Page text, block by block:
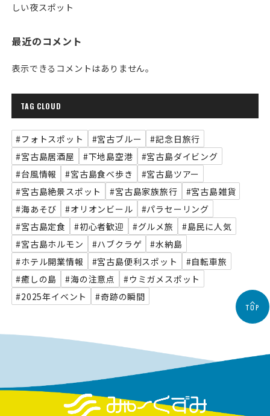
しい夜スポット
最近のコメント
表示できるコメントはありません。
TAG CLOUD
#フォトスポット #宮古ブルー
#記念日旅行
#宮古島居酒屋
#下地島空港
#宮古島ダイビング
#台風情報
#宮古島食べ歩き
#宮古島ツアー
#宮古島絶景スポット
#宮古島家族旅行
#宮古島雑貨
#海あそび
#オリオンビール
#パラセーリング
#宮古島定食
#初心者歓迎 #グルメ旅
#島民に人気
#宮古島ホルモン
#ハブクラゲ
#水納島
#ホテル開業情報
#宮古島便利スポット
#自転車旅
#癒しの島
#海の注意点
#ウミガメスポット
#2025年イベント
#奇跡の瞬間
TOP